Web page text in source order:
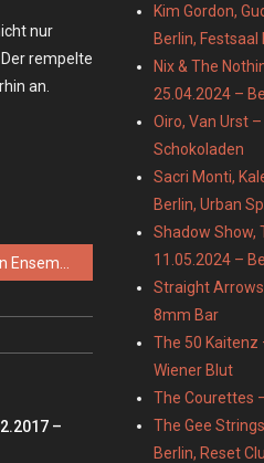
nur
rempelte
an.
–
Kim Gordon,
Berlin,
Nix & The
25.04.2024 –
Oiro, Van Urst
Schokoladen
Sacri Monti,
Berlin, Urban
Shadow Show,
11.05.2024 –
Straight
8mm Bar
The 50 Kaitenz
Wiener Blut
The Courettes
The Gee
Berlin, Reset